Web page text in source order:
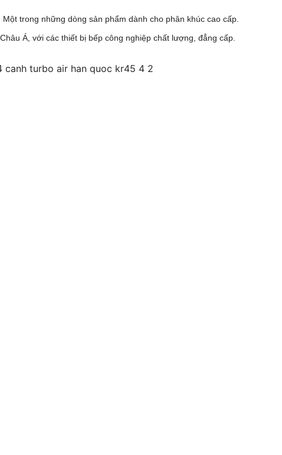
trong những dòng sản phẩm dành cho phân khúc cao cấp.
Á, với các thiết bị bếp công nghiệp chất lượng, đẳng cấp.